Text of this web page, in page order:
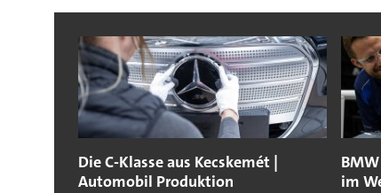
Die C-Klasse aus Kecskemét |
Automobil Produktion
im